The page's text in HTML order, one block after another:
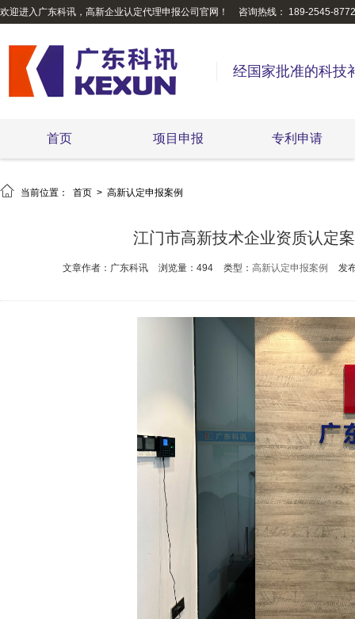
欢迎进入广东科讯，高新企业认定代理申报公司官网！ 咨询热线： 189-2545-8772
经国家批准的科技
首页 项目申报 专利申请
 当前位置： 首页 > 高新认定申报案例
江门市高新技术企业资质认定
文章作者：广东科讯 浏览量：494 类型： 高新认定申报案例 发